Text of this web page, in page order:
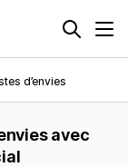
d’envies
avec